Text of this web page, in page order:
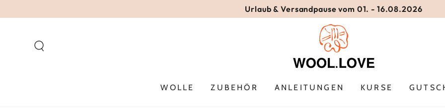
Urlaub & Versandpause vom 01. - 16.08.2026
WOLLE ZUBEHÖR ANLEITUNGEN KURSE